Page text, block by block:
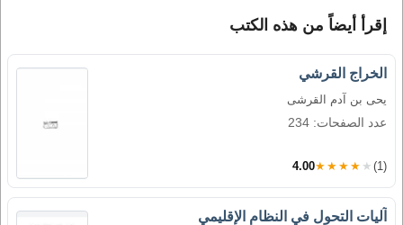
إقرأ أيضاً من هذه الكتب
الخراج القرشي
يحى بن آدم القرشى
عدد الصفحات: 234
4.00★★★★★ (1)
آليات التحول في النظام الإقليمي